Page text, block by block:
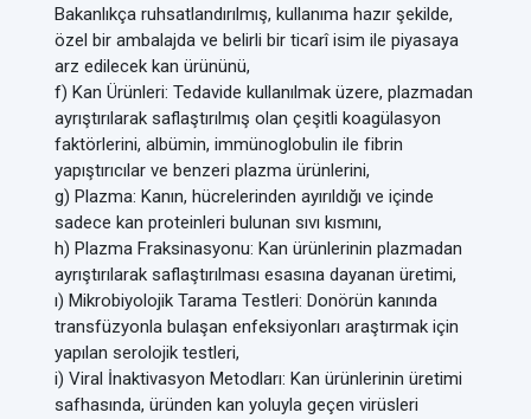
Bakanlıkça ruhsatlandırılmış, kullanıma hazır şekilde,
özel bir ambalajda ve belirli bir ticarî isim ile piyasaya
arz edilecek kan ürününü,
f) Kan Ürünleri: Tedavide kullanılmak üzere, plazmadan
ayrıştırılarak saflaştırılmış olan çeşitli koagülasyon
faktörlerini, albümin, immünoglobulin ile fibrin
yapıştırıcılar ve benzeri plazma ürünlerini,
g) Plazma: Kanın, hücrelerinden ayırıldığı ve içinde
sadece kan proteinleri bulunan sıvı kısmını,
h) Plazma Fraksinasyonu: Kan ürünlerinin plazmadan
ayrıştırılarak saflaştırılması esasına dayanan üretimi,
ı) Mikrobiyolojik Tarama Testleri: Donörün kanında
transfüzyonla bulaşan enfeksiyonları araştırmak için
yapılan serolojik testleri,
i) Viral İnaktivasyon Metodları: Kan ürünlerinin üretimi
safhasında, üründen kan yoluyla geçen virüsleri